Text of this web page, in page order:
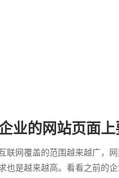
业的网站页面
联网覆盖的范围越来越广，
也是越来越高。看看之前的